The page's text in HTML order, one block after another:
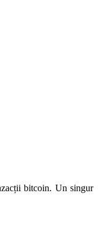
bitcoin. Un singur